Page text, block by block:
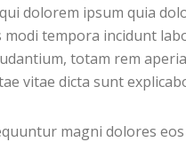
dolorem ipsum quia
modi tempora incidunt
totam rem
vitae dicta sunt
magni dolores